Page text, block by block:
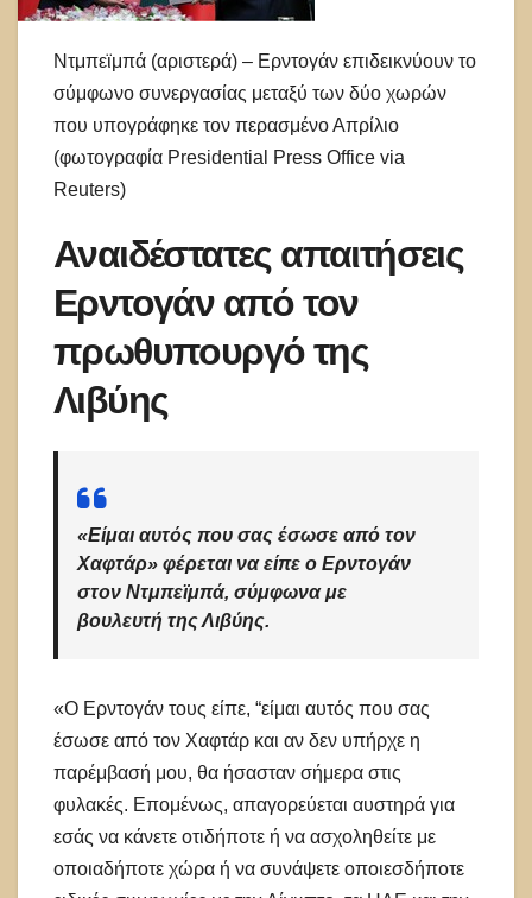
Ντμπεϊμπά (αριστερά) – Ερντογάν επιδεικνύουν το
σύμφωνο συνεργασίας μεταξύ των δύο χωρών
που υπογράφηκε τον περασμένο Απρίλιο
(φωτογραφία Presidential Press Office via
Reuters)
Αναιδέστατες απαιτήσεις
Ερντογάν από τον
πρωθυπουργό της
Λιβύης
«Είμαι αυτός που σας έσωσε από τον
Χαφτάρ» φέρεται να είπε ο Ερντογάν
στον Ντμπεϊμπά, σύμφωνα με
βουλευτή της Λιβύης.
«Ο Ερντογάν τους είπε, “είμαι αυτός που σας
έσωσε από τον Χαφτάρ και αν δεν υπήρχε η
παρέμβασή μου, θα ήσασταν σήμερα στις
φυλακές. Επομένως, απαγορεύεται αυστηρά για
εσάς να κάνετε οτιδήποτε ή να ασχοληθείτε με
οποιαδήποτε χώρα ή να συνάψετε οποιεσδήποτε